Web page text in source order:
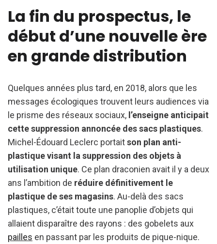
La fin du prospectus, le
début d’une nouvelle ère
en grande distribution
Quelques années plus tard, en 2018, alors que les
messages écologiques trouvent leurs audiences via
le prisme des réseaux sociaux, l’enseigne anticipait
cette suppression annoncée des sacs plastiques.
Michel-Édouard Leclerc portaitson plan anti-
plastique visant la suppression des objets à
utilisation unique. Ce plan draconien avait il y a deux
ans l’ambition de réduire définitivement le
plastique de ses magasins. Au-delà des sacs
plastiques, c’était toute une panoplie d’objets qui
allaient disparaître des rayons : des gobelets aux
pailles en passant par les produits de pique-nique.